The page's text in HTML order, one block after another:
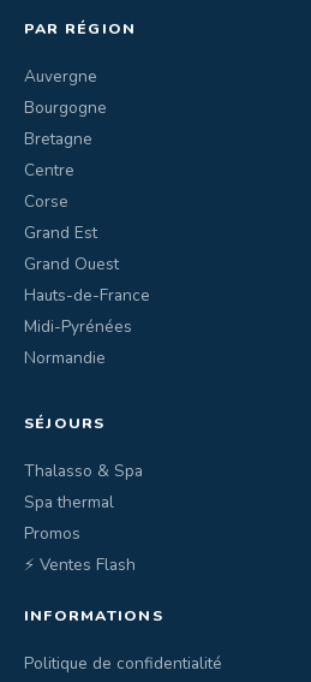
PAR RÉGION
Auvergne
Bourgogne
Bretagne
Centre
Corse
Grand Est
Grand Ouest
Hauts-de-France
Midi-Pyrénées
Normandie
SÉJOURS
Thalasso & Spa
Spa thermal
Promos
⚡ Ventes Flash
INFORMATIONS
Politique de confidentialité